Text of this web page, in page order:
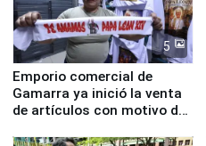
5
Emporio comercial de
Gamarra ya inició la venta
de artículos con motivo de